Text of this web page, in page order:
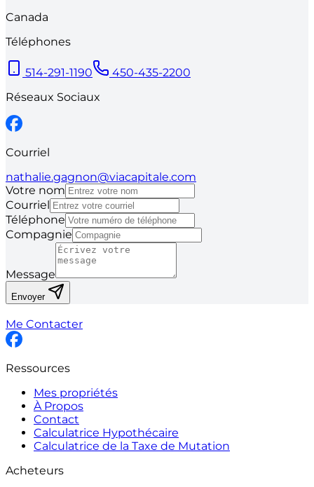
Canada
Téléphones
514-291-1190
450-435-2200
Réseaux Sociaux
Courriel
nathalie.gagnon@viacapitale.com
Votre nom
Courriel
Téléphone
Compagnie
Message
Envoyer
Me Contacter
Ressources
Mes propriétés
À Propos
Contact
Calculatrice Hypothécaire
Calculatrice de la Taxe de Mutation
Acheteurs